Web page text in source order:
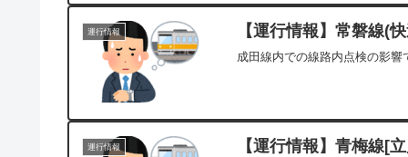
運行情報 【運行情報】常磐線(
成田線内での線路内点検の影響
運行情報 【運行情報】青梅線[